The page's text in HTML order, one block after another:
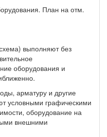
План на отм.
выполняют без
оборудования и
арматуру и другие
условными графическими
оборудование на
внешними